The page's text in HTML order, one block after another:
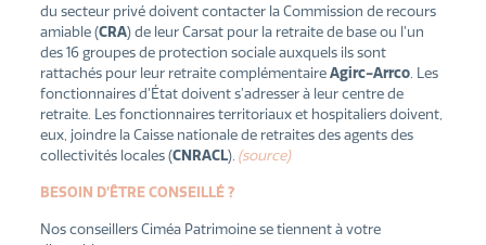
du secteur privé doivent contacter la Commission de recours
amiable (CRA) de leur Carsat pour la retraite de base ou l’un
des 16 groupes de protection sociale auxquels ils sont
rattachés pour leur retraite complémentaireAgirc-Arrco. Les
fonctionnaires d’État doivent s’adresser à leur centre de
retraite. Les fonctionnaires territoriaux et hospitaliers doivent,
eux, joindre la Caisse nationale de retraites des agents des
collectivités locales (CNRACL). (source)
BESOIN D’ÊTRE CONSEILLÉ ?
Nos conseillers Ciméa Patrimoine se tiennent à votre